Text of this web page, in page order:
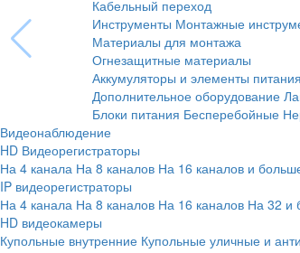
Кабельный переход
Инструменты Монтажные
Материалы для монтажа
Огнезащитные материалы
Аккумуляторы и элементы питания
Дополнительное оборудование
Блоки питания Бесперебойные
Видеонаблюдение
HD Видеорегистраторы
На 4 канала На 8 каналов На 16 каналов и
IP видеорегистраторы
На 4 канала На 8 каналов На 16 каналов На 32 и
HD видеокамеры
Купольные внутренние Купольные уличные и